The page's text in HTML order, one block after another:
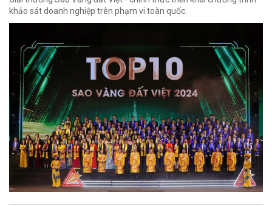
khảo sát doanh nghiệp trên phạm vi toàn quốc.